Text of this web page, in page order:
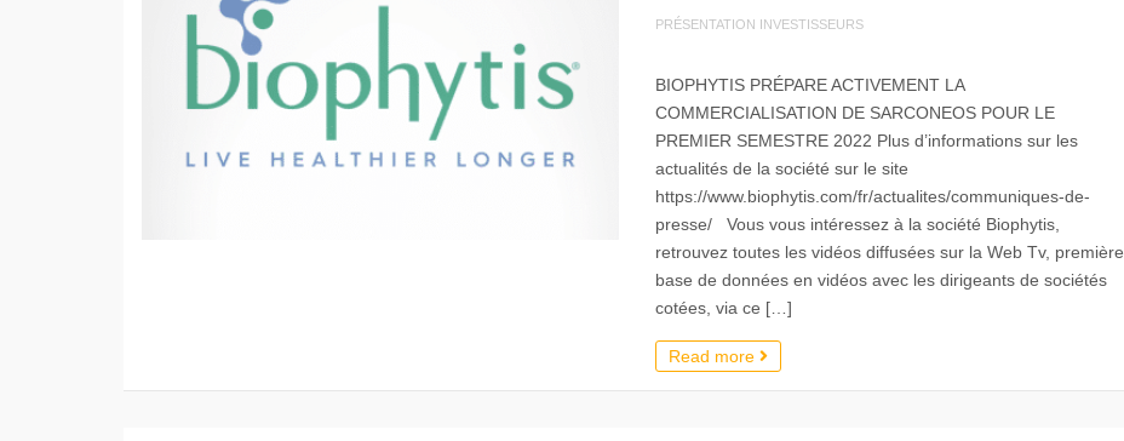
PRÉSENTATION INVESTISSEURS
BIOPHYTIS PRÉPARE ACTIVEMENT LA
COMMERCIALISATION DE SARCONEOS POUR LE
PREMIER SEMESTRE 2022 Plus d’informations sur les
actualités de la société sur le site
https://www.biophytis.com/fr/actualites/communiques-de-
presse/ Vous vous intéressez à la société Biophytis,
retrouvez toutes les vidéos diffusées sur la Web Tv, première
base de données en vidéos avec les dirigeants de sociétés
cotées, via ce […]
Read more